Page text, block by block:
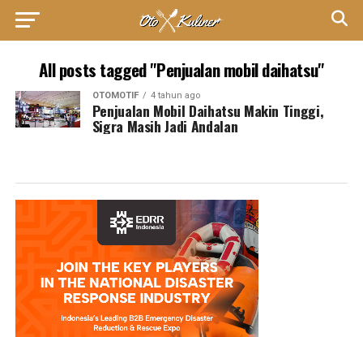
All posts tagged "Penjualan mobil daihatsu"
OTOMOTIF 4 tahun ago
Penjualan Mobil Daihatsu Makin Tinggi,
Sigra Masih Jadi Andalan